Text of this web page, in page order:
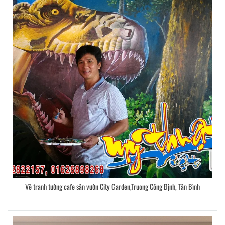
Vẽ tranh tường cafe sân vườn City Garden,Truong Công Định, Tân Bình